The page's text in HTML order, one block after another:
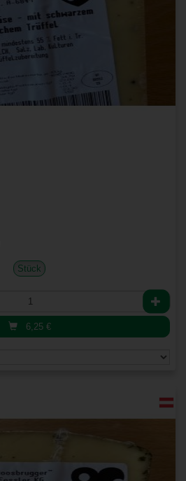
Stück
6,25 €